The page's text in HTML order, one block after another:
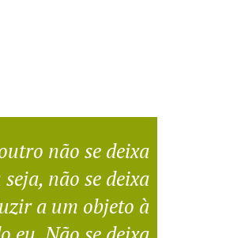
não se deixa
não se deixa
a um objeto à